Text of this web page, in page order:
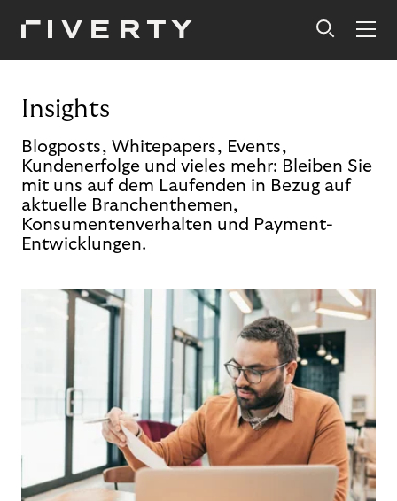
Insights
Blogposts, Whitepapers, Events,
Kundenerfolge und vieles mehr: Bleiben Sie
mit uns auf dem Laufenden in Bezug auf
aktuelle Branchenthemen,
Konsumentenverhalten und Payment-
Entwicklungen.